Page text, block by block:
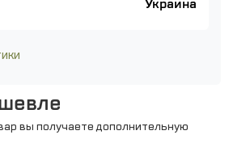
Украина
вы получаете дополнительную